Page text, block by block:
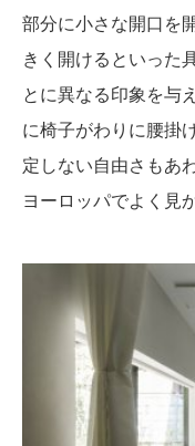
部分に小さな開口を
きく開けるといった
とに異なる印象を与
に椅子がわりに腰掛
定しない自由さもあ
ヨーロッパでよく見